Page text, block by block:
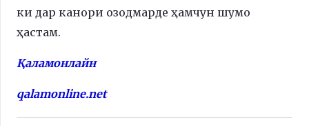
ки дар канори озодмарде ҳамчун шумо
ҳастам.
Қаламонлайн
qalamonline.net